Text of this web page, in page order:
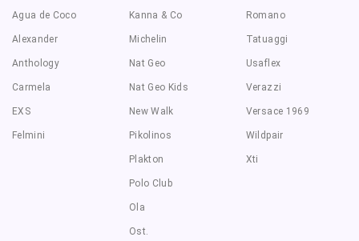
Agua de Coco
Alexander
Anthology
Carmela
EXS
Felmini
Kanna & Co
Michelin
Nat Geo
Nat Geo Kids
New Walk
Pikolinos
Plakton
Polo Club
Ola
Ost.
Romano
Tatuaggi
Usaflex
Verazzi
Versace 1969
Wildpair
Xti